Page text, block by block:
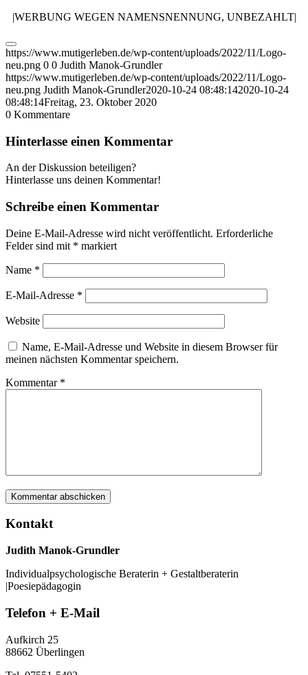
|WERBUNG WEGEN NAMENSNENNUNG, UNBEZAHLT|
https://www.mutigerleben.de/wp-content/uploads/2022/11/Logo-
neu.png 0 0 Judith Manok-Grundler
https://www.mutigerleben.de/wp-content/uploads/2022/11/Logo-
neu.png Judith Manok-Grundler2020-10-24 08:48:142020-10-24
08:48:14Freitag, 23. Oktober 2020
0 Kommentare
Hinterlasse einen Kommentar
An der Diskussion beteiligen?
Hinterlasse uns deinen Kommentar!
Schreibe einen Kommentar
Deine E-Mail-Adresse wird nicht veröffentlicht. Erforderliche
Felder sind mit * markiert
Name *
E-Mail-Adresse *
Website
Name, E-Mail-Adresse und Website in diesem Browser für
meinen nächsten Kommentar speichern.
Kommentar *
Kontakt
Judith Manok-Grundler
Individualpsychologische Beraterin + Gestaltberaterin
|Poesiepädagogin
Telefon + E-Mail
Aufkirch 25
88662 Überlingen